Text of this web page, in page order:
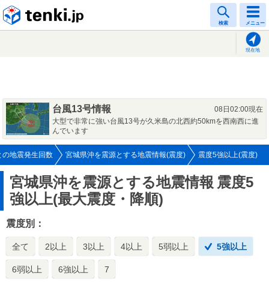
検索 メニュー
現在地
台風13号情報
08日02:00現在
大型で非常に強い台風13号が久米島の北西約50kmを西南西に進
んでいます
の地震発生回数 宮城県沖を震源とする地震情報(震度) 震度5強以上(震度)
宮城県沖を震源とする地震情報 震度5
強以上(最大震度・降順)
震度別：
全て 2以上 3以上 4以上 5弱以上 5強以上
6弱以上 6強以上 7